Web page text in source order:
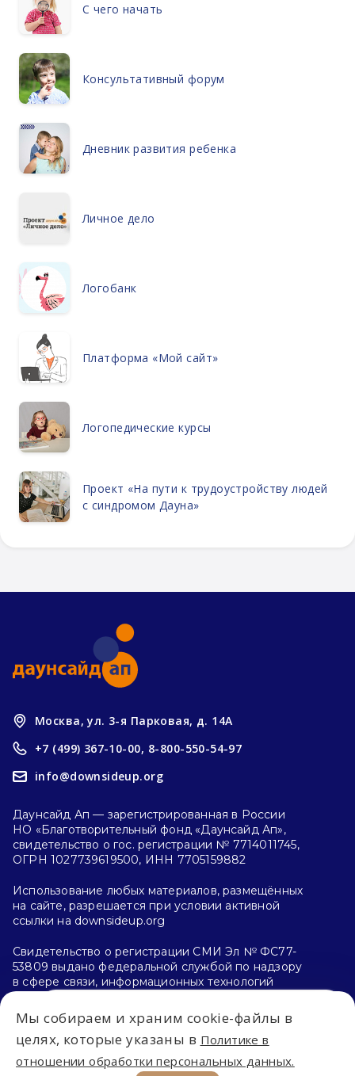
С чего начать
Консультативный форум
Дневник развития ребенка
Личное дело
Логобанк
Платформа «Мой сайт»
Логопедические курсы
Проект «На пути к трудоустройству людей
с синдромом Дауна»
Впервые на сайте?
С чего начать?
Москва, ул. 3-я Парковая, д. 14А
+7 (499) 367-10-00, 8-800-550-54-97
info@downsideup.org
Даунсайд Ап — зарегистрированная в России
НО «Благотворительный фонд «Даунсайд Ап»,
свидетельство о гос. регистрации № 7714011745,
ОГРН 1027739619500, ИНН 7705159882
Использование любых материалов, размещённых
на сайте, разрешается при условии активной
ссылки на downsideup.org
Свидетельство о регистрации СМИ Эл № ФС77-
53809 выдано федеральной службой по надзору
в сфере связи, информационных технологий
и массовых коммуникаций (Роскомнадзор)
26.04.2013 г.
Политика конфиденциальности
Мы собираем и храним cookie-файлы в
целях, которые указаны в Политике в
отношении обработки персональных данных.